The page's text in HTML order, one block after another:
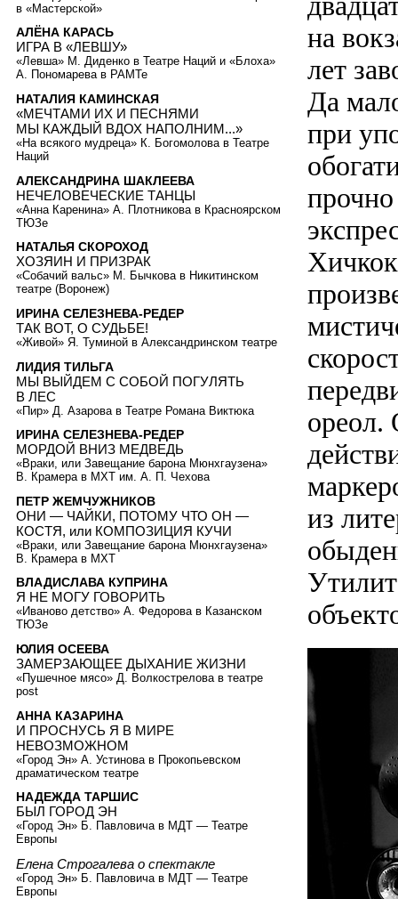
на
лет
Да
при
ореол.
из
в «Мастерской»
АЛЁНА КАРАСЬ
ИГРА В «ЛЕВШУ»
«Левша» М. Диденко в Театре Наций и «Блоха»
А. Пономарева в РАМТе
НАТАЛИЯ КАМИНСКАЯ
«МЕЧТАМИ ИХ И ПЕСНЯМИ
МЫ КАЖДЫЙ ВДОХ НАПОЛНИМ...»
«На всякого мудреца» К. Богомолова в Театре
Наций
АЛЕКСАНДРИНА ШАКЛЕЕВА
НЕЧЕЛОВЕЧЕСКИЕ ТАНЦЫ
«Анна Каренина» А. Плотникова в Красноярском
ТЮЗе
НАТАЛЬЯ СКОРОХОД
ХОЗЯИН И ПРИЗРАК
«Собачий вальс» М. Бычкова в Никитинском
театре (Воронеж)
ИРИНА СЕЛЕЗНЕВА-РЕДЕР
ТАК ВОТ, О СУДЬБЕ!
«Живой» Я. Туминой в Александринском театре
ЛИДИЯ ТИЛЬГА
МЫ ВЫЙДЕМ С СОБОЙ ПОГУЛЯТЬ
В ЛЕС
«Пир» Д. Азарова в Театре Романа Виктюка
ИРИНА СЕЛЕЗНЕВА-РЕДЕР
МОРДОЙ ВНИЗ МЕДВЕДЬ
«Враки, или Завещание барона Мюнхгаузена»
В. Крамера в МХТ им. А. П. Чехова
ПЕТР ЖЕМЧУЖНИКОВ
ОНИ — ЧАЙКИ, ПОТОМУ ЧТО ОН —
КОСТЯ, или КОМПОЗИЦИЯ КУЧИ
«Враки, или Завещание барона Мюнхгаузена»
В. Крамера в МХТ
ВЛАДИСЛАВА КУПРИНА
Я НЕ МОГУ ГОВОРИТЬ
«Иваново детство» А. Федорова в Казанском
ТЮЗе
ЮЛИЯ ОСЕЕВА
ЗАМЕРЗАЮЩЕЕ ДЫХАНИЕ ЖИЗНИ
«Пушечное мясо» Д. Волкострелова в театре
post
АННА КАЗАРИНА
И ПРОСНУСЬ Я В МИРЕ
НЕВОЗМОЖНОМ
«Город Эн» А. Устинова в Прокопьевском
драматическом театре
НАДЕЖДА ТАРШИС
БЫЛ ГОРОД ЭН
«Город Эн» Б. Павловича в МДТ — Театре
Европы
Елена Строгалева о спектакле
«Город Эн» Б. Павловича в МДТ — Театре
Европы